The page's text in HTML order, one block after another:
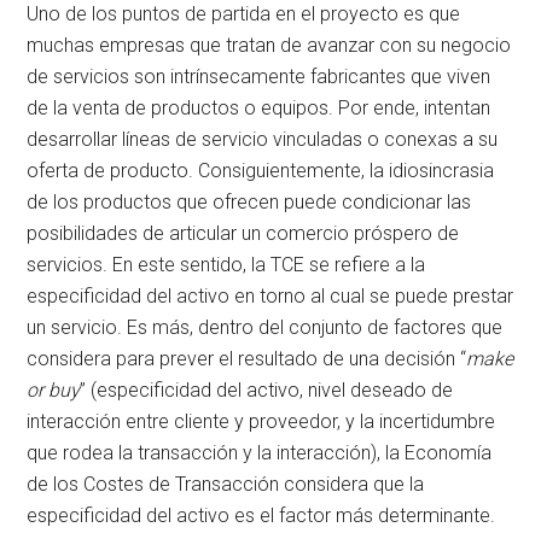
Uno de los puntos de partida en el proyecto es que
muchas empresas que tratan de avanzar con su negocio
de servicios son intrínsecamente fabricantes que viven
de la venta de productos o equipos. Por ende, intentan
desarrollar líneas de servicio vinculadas o conexas a su
oferta de producto. Consiguientemente, la idiosincrasia
de los productos que ofrecen puede condicionar las
posibilidades de articular un comercio próspero de
servicios. En este sentido, la TCE se refiere a la
especificidad del activo en torno al cual se puede prestar
un servicio. Es más, dentro del conjunto de factores que
considera para prever el resultado de una decisión “make
or buy” (especificidad del activo, nivel deseado de
interacción entre cliente y proveedor, y la incertidumbre
que rodea la transacción y la interacción), la Economía
de los Costes de Transacción considera que la
especificidad del activo es el factor más determinante.